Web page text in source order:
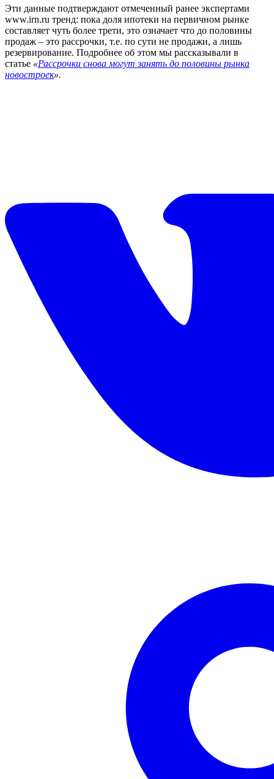
Эти данные подтверждают отмеченный ранее экспертами
www.irn.ru тренд: пока доля ипотеки на первичном рынке
составляет чуть более трети, это означает что до половины
продаж – это рассрочки, т.е. по сути не продажи, а лишь
резервирование. Подробнее об этом мы рассказывали в
статье «Рассрочки снова могут занять до половины рынка
новостроек».